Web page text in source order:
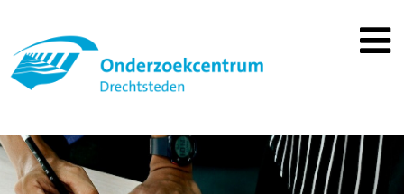
naar
inhoud